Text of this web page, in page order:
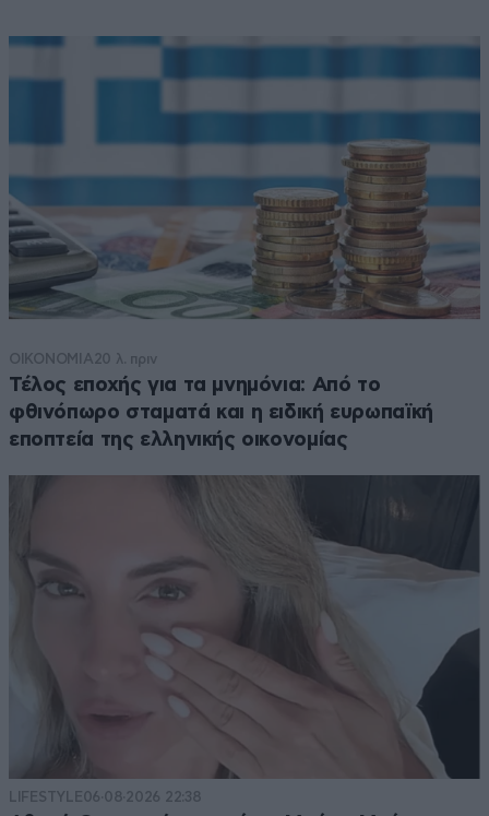
ΟΙΚΟΝΟΜΙΑ 20 λ. πριν
Τέλος εποχής για τα μνημόνια: Από το
φθινόπωρο σταματά και η ειδική ευρωπαϊκή
εποπτεία της ελληνικής οικονομίας
LIFESTYLE06·08·2026 22:38